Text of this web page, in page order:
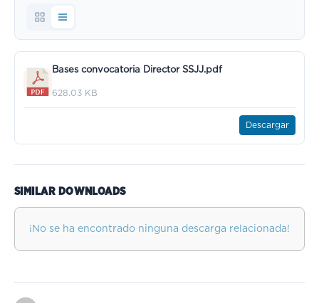
Bases convocatoria Director SSJJ.pdf
628.03 KB
Descargar
SIMILAR DOWNLOADS
¡No se ha encontrado ninguna descarga relacionada!